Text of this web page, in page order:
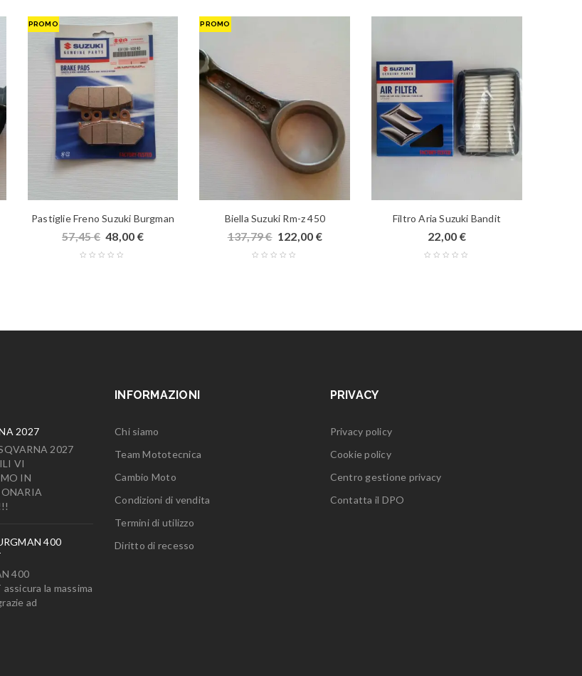
PROMO
Pastiglie Freno Suzuki Burgman
57,45€ 48,00 €
PROMO
Biella Suzuki Rm-z 450
137,79€ 122,00 €
Filtro Aria Suzuki Bandit
22,00 €
2027
2027
VI
IN
400
400
la massima
ad
INFORMAZIONI
Chi siamo
Team Mototecnica
Cambio Moto
Condizioni di vendita
Termini di utilizzo
Diritto di recesso
PRIVACY
Privacy policy
Cookie policy
Centro gestione privacy
Contatta il DPO